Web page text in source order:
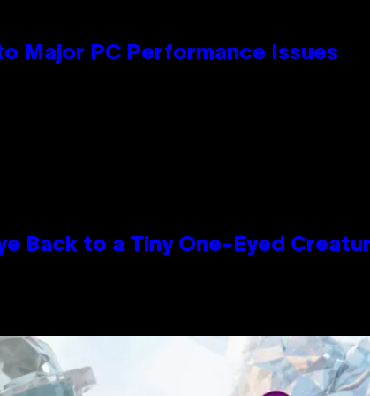
Major PC Performance Issues
Back to a Tiny One-Eyed